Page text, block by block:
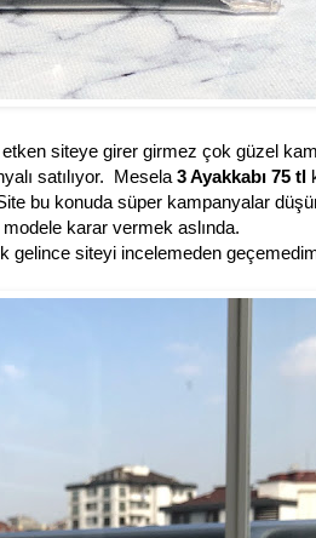
siteye girer girmez çok güzel
satılıyor. Mesela 3 Ayakkabı 75 tl
bu konuda süper kampanyalar
karar vermek aslında.
gelince siteyi incelemeden